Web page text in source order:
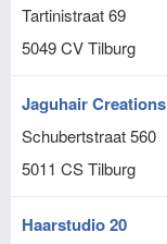
Tartinistraat 69
5049 CVTilburg
Jaguhair Creations
Schubertstraat 560
5011 CSTilburg
Haarstudio 20